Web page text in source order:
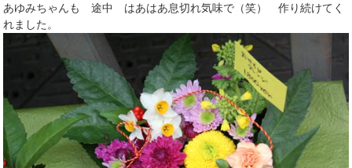
あゆみちゃんも 途中 はあはあ息切れ気味で（笑） 作り続けてく
れました。